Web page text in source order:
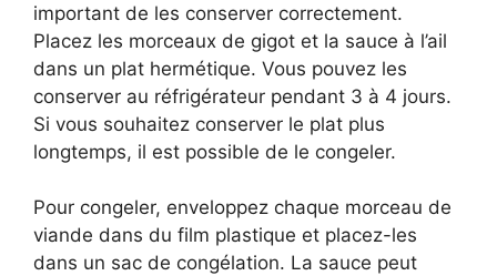
important de les conserver correctement.
Placez les morceaux de gigot et la sauce à l’ail
dans un plat hermétique. Vous pouvez les
conserver au réfrigérateur pendant 3 à 4 jours.
Si vous souhaitez conserver le plat plus
longtemps, il est possible de le congeler.
Pour congeler, enveloppez chaque morceau de
viande dans du film plastique et placez-les
dans un sac de congélation. La sauce peut